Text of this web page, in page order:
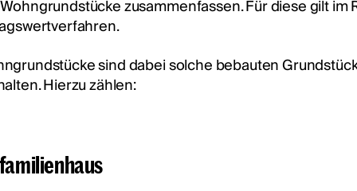
zusammenfassen. Für diese gilt im
sind dabei solche bebauten
Hierzu zählen: